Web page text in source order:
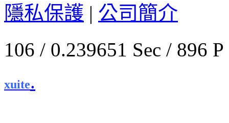
隱私保護 | 公司簡介
106 / 0.239651 Sec / 896
xuite.